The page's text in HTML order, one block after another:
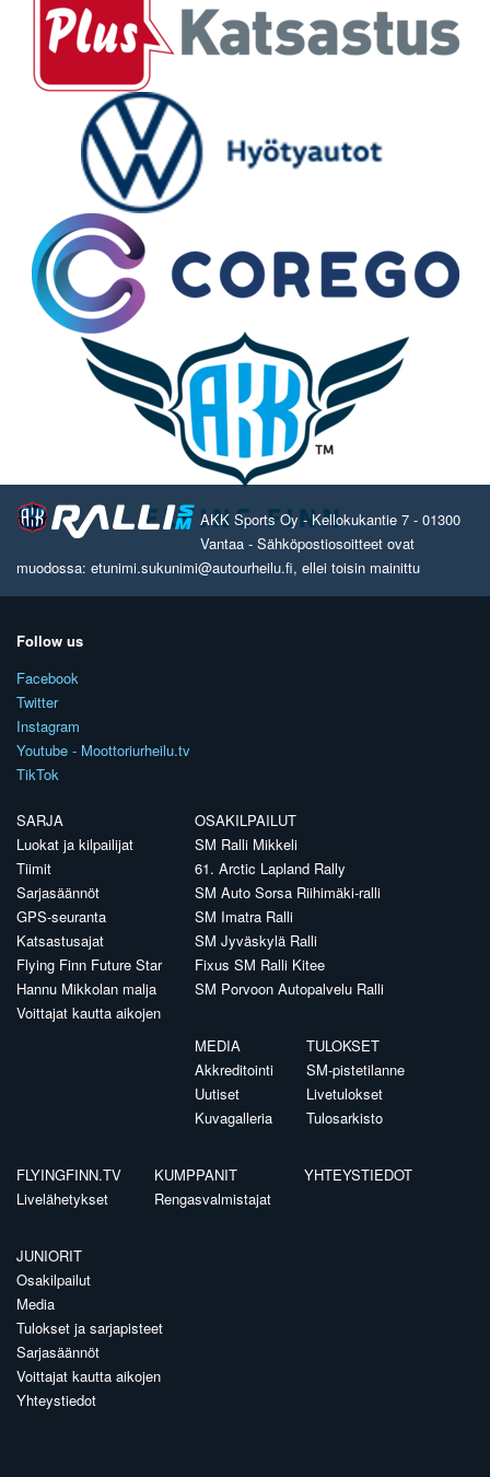
AKK Sports Oy - Kellokukantie 7 - 01300
Vantaa - Sähköpostiosoitteet ovat
muodossa: etunimi.sukunimi@autourheilu.fi, ellei toisin mainittu
Follow us
Facebook
Twitter
Instagram
Youtube - Moottoriurheilu.tv
TikTok
SARJA
Luokat ja kilpailijat
Tiimit
Sarjasäännöt
GPS-seuranta
Katsastusajat
Flying Finn Future Star
Hannu Mikkolan malja
Voittajat kautta aikojen
OSAKILPAILUT
SM Ralli Mikkeli
61. Arctic Lapland Rally
SM Auto Sorsa Riihimäki-ralli
SM Imatra Ralli
SM Jyväskylä Ralli
Fixus SM Ralli Kitee
SM Porvoon Autopalvelu Ralli
MEDIA
Akkreditointi
Uutiset
Kuvagalleria
TULOKSET
SM-pistetilanne
Livetulokset
Tulosarkisto
FLYINGFINN.TV
Livelähetykset
KUMPPANIT
Rengasvalmistajat
YHTEYSTIEDOT
JUNIORIT
Osakilpailut
Media
Tulokset ja sarjapisteet
Sarjasäännöt
Voittajat kautta aikojen
Yhteystiedot